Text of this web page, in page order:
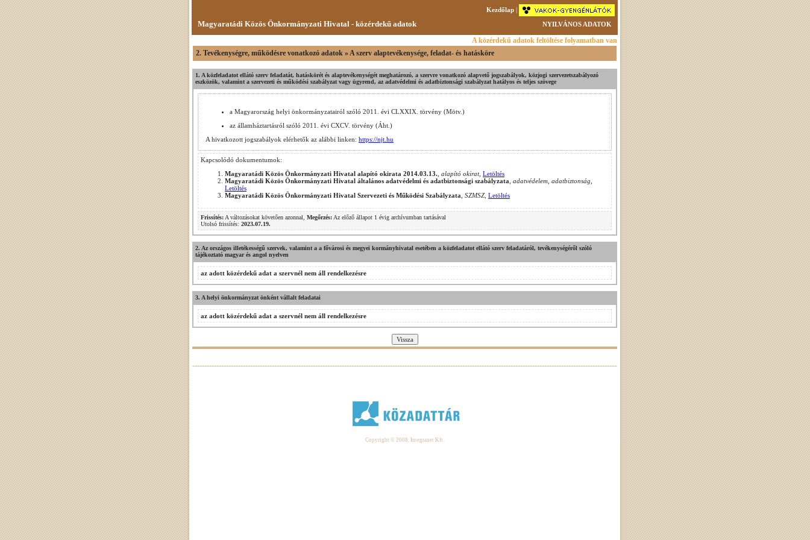
Kezdőlap |
Magyaratádi Közös Önkormányzati Hivatal - közérdekű adatok NYILVÁNOS ADATOK
A közérdekű adatok feltöltése folyamatban van
2. Tevékenységre, működésre vonatkozó adatok » A szerv alaptevékenysége, feladat- és hatásköre
1. A közfeladatot ellátó szerv feladatát, hatáskörét és alaptevékenységét meghatározó, a szervre vonatkozó alapvető jogszabályok, közjogi szervezetszabályozó
eszközök, valamint a szervezeti és működési szabályzat vagy ügyrend, az adatvédelmi és adatbiztonsági szabályzat hatályos és teljes szövege
a Magyarország helyi önkormányzatairól szóló 2011. évi CLXXIX. törvény (Mötv.)
az államháztartásról szóló 2011. évi CXCV. törvény (Áht.)
A hivatkozott jogszabályok elérhetők az alábbi linken: https://njt.hu
Kapcsolódó dokumentumok:
Magyaratádi Közös Önkormányzati Hivatal alapító okirata 2014.03.13. alapító okirat, Letöltés
Magyaratádi Közös Önkormányzati Hivatal általános adatvédelmi és adatbiztonsági szabályzata adatvédelem, adatbiztonság
Letöltés
Magyaratádi Közös Önkormányzati Hivatal Szervezeti és Működési Szabályzata SZMSZ Letöltés
Frissítés: A változásokat követően azonnal, Megőrzés: Az előző állapot 1 évig archívumban tartásával
Utolsó frissítés: 2023.07.19.
2. Az országos illetékességű szervek, valamint a a fővárosi és megyei kormányhivatal esetében a közfeladatot ellátó szerv feladatáról, tevékenységéről szóló
tájékoztató magyar és angol nyelven
az adott közérdekű adat a szervnél nem áll rendelkezésre
3. A helyi önkormányzat önként vállalt feladatai
az adott közérdekű adat a szervnél nem áll rendelkezésre
Copyright © 2008. Integranet Kft.